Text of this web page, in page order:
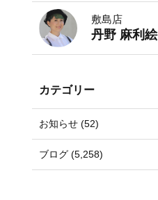
敷島店
丹野 麻利絵
カテゴリー
お知らせ (52)
ブログ (5,258)